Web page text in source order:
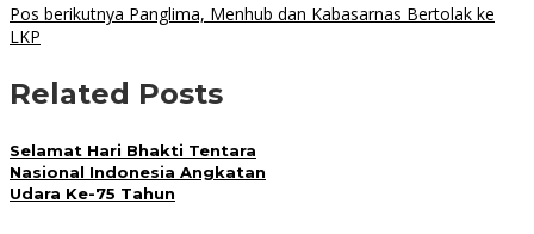
Pos berikutnya Panglima, Menhub dan Kabasarnas Bertolak ke
LKP
Related Posts
Selamat Hari Bhakti Tentara
Nasional Indonesia Angkatan
Udara Ke-75 Tahun